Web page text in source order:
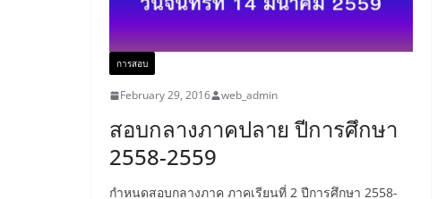
การสอบ
February 29, 2016 web_admin
สอบกลางภาคปลาย ปีการศึกษา
2558-2559
กำหนดสอบกลางภาค ภาคเรียนที่ 2 ปีการศึกษา 2558-